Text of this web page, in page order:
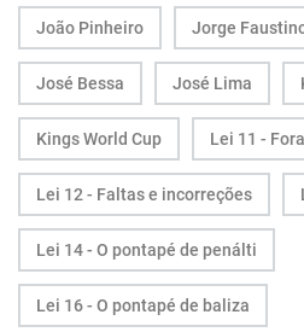
João Pinheiro Jorge
José Bessa José Lima
Kings World Cup Lei 11 -
Lei 12 - Faltas e incorreções
Lei 14 - O pontapé de penálti
Lei 16 - O pontapé de baliza